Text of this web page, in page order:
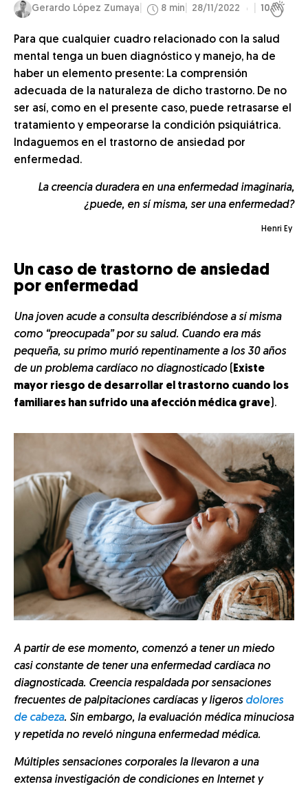
Gerardo López Zumaya 8 min 28/11/2022 10
Para que cualquier cuadro relacionado con la salud
mental tenga un buen diagnóstico y manejo, ha de
haber un elemento presente: La comprensión
adecuada de la naturaleza de dicho trastorno. De no
ser así, como en el presente caso, puede retrasarse el
tratamiento y empeorarse la condición psiquiátrica.
Indaguemos en el trastorno de ansiedad por
enfermedad.
La creencia duradera en una enfermedad imaginaria,
¿puede, en sí misma, ser una enfermedad?
Henri Ey
Un caso de trastorno de ansiedad
por enfermedad
Una joven acude a consulta describiéndose a sí misma
como “preocupada” por su salud. Cuando era más
pequeña, su primo murió repentinamente a los 30 años
de un problema cardíaco no diagnosticado ( Existe
mayor riesgo de desarrollar el trastorno cuando los
familiares han sufrido una afección médica grave).
A partir de ese momento, comenzó a tener un miedo
casi constante de tener una enfermedad cardíaca no
diagnosticada. Creencia respaldada por sensaciones
frecuentes de palpitaciones cardíacas y ligeros dolores
de cabeza. Sin embargo, la evaluación médica minuciosa
y repetida no reveló ninguna enfermedad médica.
Múltiples sensaciones corporales la llevaron a una
extensa investigación de condiciones en Internet y